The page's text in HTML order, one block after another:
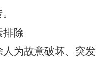
排除
为故意破坏、突发